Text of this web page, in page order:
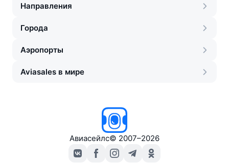
Направления
Города
Аэропорты
Aviasales в мире
Авиасейлс© 2007–2026